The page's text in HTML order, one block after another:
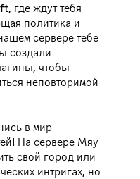
где ждут тебя
политика и
сервере тебе
создали
чтобы
неповторимой
в мир
На сервере Мяу
свой город или
интригах, но